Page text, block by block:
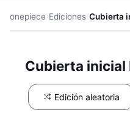
onepiece/Ediciones/Cubierta
Cubierta inicial
Edición aleatoria